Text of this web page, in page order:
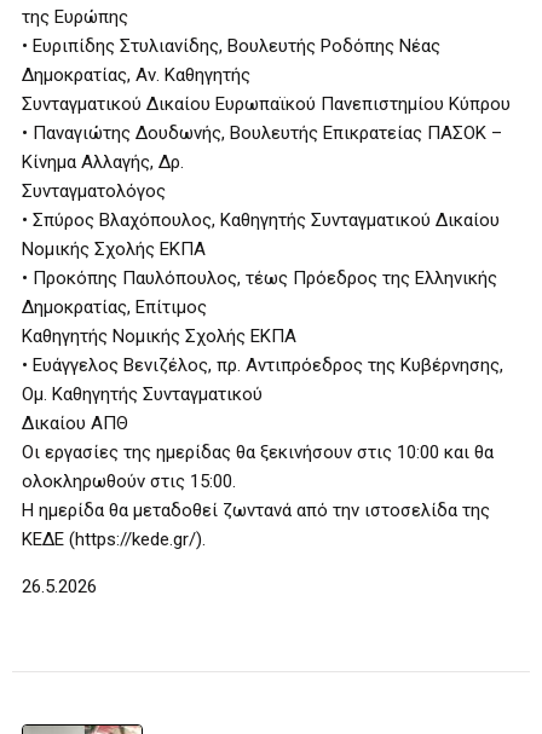
της Ευρώπης
• Ευριπίδης Στυλιανίδης, Βουλευτής Ροδόπης Νέας
Δημοκρατίας, Αν. Καθηγητής
Συνταγματικού Δικαίου Ευρωπαϊκού Πανεπιστημίου Κύπρου
• Παναγιώτης Δουδωνής, Βουλευτής Επικρατείας ΠΑΣΟΚ –
Κίνημα Αλλαγής, Δρ.
Συνταγματολόγος
• Σπύρος Βλαχόπουλος, Καθηγητής Συνταγματικού Δικαίου
Νομικής Σχολής ΕΚΠΑ
• Προκόπης Παυλόπουλος, τέως Πρόεδρος της Ελληνικής
Δημοκρατίας, Επίτιμος
Καθηγητής Νομικής Σχολής ΕΚΠΑ
• Ευάγγελος Βενιζέλος, πρ. Αντιπρόεδρος της Κυβέρνησης,
Ομ. Καθηγητής Συνταγματικού
Δικαίου ΑΠΘ
Οι εργασίες της ημερίδας θα ξεκινήσουν στις 10:00 και θα
ολοκληρωθούν στις 15:00.
Η ημερίδα θα μεταδοθεί ζωντανά από την ιστοσελίδα της
ΚΕΔΕ (https://kede.gr/).
26.5.2026